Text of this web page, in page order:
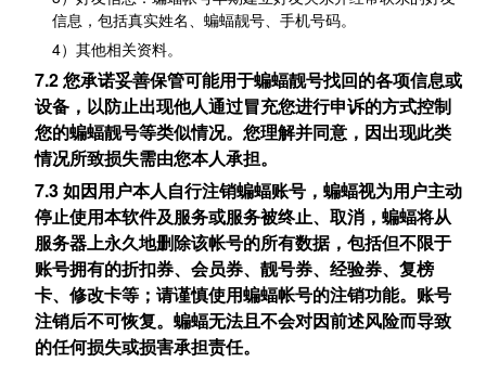
信息，包括真实姓名、蝙蝠靓号、手机号码。
4）其他相关资料。
7.2 您承诺妥善保管可能用于蝙蝠靓号找回的各项信息或
设备，以防止出现他人通过冒充您进行申诉的方式控制
您的蝙蝠靓号等类似情况。您理解并同意，因出现此类
情况所致损失需由您本人承担。
7.3 如因用户本人自行注销蝙蝠账号，蝙蝠视为用户主动
停止使用本软件及服务或服务被终止、取消，蝙蝠将从
服务器上永久地删除该帐号的所有数据，包括但不限于
账号拥有的折扣券、会员券、靓号券、经验券、复榜
卡、修改卡等；请谨慎使用蝙蝠帐号的注销功能。账号
注销后不可恢复。蝙蝠无法且不会对因前述风险而导致
的任何损失或损害承担责任。